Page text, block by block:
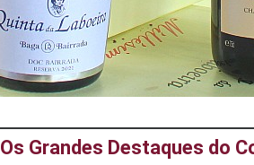
Os Grandes Destaques do